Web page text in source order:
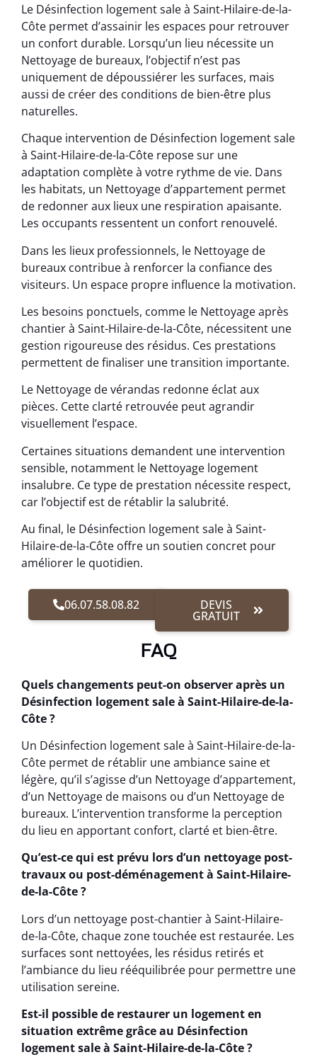
Le Désinfection logement sale à Saint-Hilaire-de-la-
Côte permet d’assainir les espaces pour retrouver
un confort durable. Lorsqu’un lieu nécessite un
Nettoyage de bureaux, l’objectif n’est pas
uniquement de dépoussiérer les surfaces, mais
aussi de créer des conditions de bien-être plus
naturelles.
Chaque intervention de Désinfection logement sale
à Saint-Hilaire-de-la-Côte repose sur une
adaptation complète à votre rythme de vie. Dans
les habitats, un Nettoyage d’appartement permet
de redonner aux lieux une respiration apaisante.
Les occupants ressentent un confort renouvelé.
Dans les lieux professionnels, le Nettoyage de
bureaux contribue à renforcer la confiance des
visiteurs. Un espace propre influence la motivation.
Les besoins ponctuels, comme le Nettoyage après
chantier à Saint-Hilaire-de-la-Côte, nécessitent une
gestion rigoureuse des résidus. Ces prestations
permettent de finaliser une transition importante.
Le Nettoyage de vérandas redonne éclat aux
pièces. Cette clarté retrouvée peut agrandir
visuellement l’espace.
Certaines situations demandent une intervention
sensible, notamment le Nettoyage logement
insalubre. Ce type de prestation nécessite respect,
car l’objectif est de rétablir la salubrité.
Au final, le Désinfection logement sale à Saint-
Hilaire-de-la-Côte offre un soutien concret pour
améliorer le quotidien.
06.07.58.08.82 DEVIS
GRATUIT
FAQ
Quels changements peut-on observer après un
Désinfection logement sale à Saint-Hilaire-de-la-
Côte ?
Un Désinfection logement sale à Saint-Hilaire-de-la-
Côte permet de rétablir une ambiance saine et
légère, qu’il s’agisse d’un Nettoyage d’appartement,
d’un Nettoyage de maisons ou d’un Nettoyage de
bureaux. L’intervention transforme la perception
du lieu en apportant confort, clarté et bien-être.
Qu’est-ce qui est prévu lors d’un nettoyage post-
travaux ou post-déménagement à Saint-Hilaire-
de-la-Côte ?
Lors d’un nettoyage post-chantier à Saint-Hilaire-
de-la-Côte, chaque zone touchée est restaurée. Les
surfaces sont nettoyées, les résidus retirés et
l’ambiance du lieu rééquilibrée pour permettre une
utilisation sereine.
Est-il possible de restaurer un logement en
situation extrême grâce au Désinfection
logement sale à Saint-Hilaire-de-la-Côte ?